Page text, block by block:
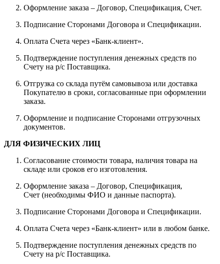
Оформление заказа – Договор, Спецификация, Счет.
Подписание Сторонами Договора и Спецификации.
Оплата Счета через «Банк-клиент».
Подтверждение поступления денежных средств по
Счету на р/с Поставщика.
Отгрузка со склада путём самовывоза или доставка
Покупателю в сроки, согласованные при оформлении
заказа.
Оформление и подписание Сторонами отгрузочных
документов.
ДЛЯ ФИЗИЧЕСКИХ ЛИЦ
Согласование стоимости товара, наличия товара на
складе или сроков его изготовления.
Оформление заказа – Договор, Спецификация,
Счет (необходимы ФИО и данные паспорта).
Подписание Сторонами Договора и Спецификации.
Оплата Счета через «Банк-клиент» или в любом банке.
Подтверждение поступления денежных средств по
Счету на р/с Поставщика.